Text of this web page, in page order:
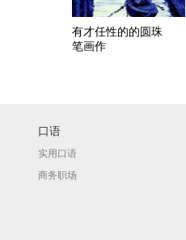
有才任性的的圆珠
笔画作
口语
实用口语
商务职场